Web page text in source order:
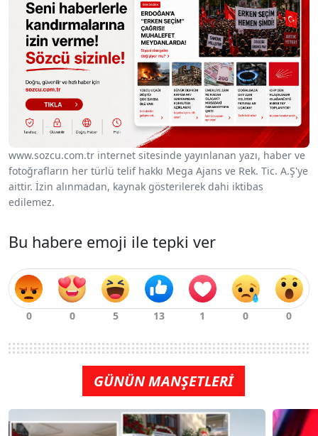
www.sozcu.com.tr internet sitesinde yayınlanan yazı, haber ve
fotoğrafların her türlü telif hakkı Mega Ajans ve Rek. Tic. A.Ş'ye
aittir. İzin alınmadan, kaynak gösterilerek dahi iktibas
edilemez.
Bu habere emoji ile tepki ver
GÜNÜN MANŞETLERİ